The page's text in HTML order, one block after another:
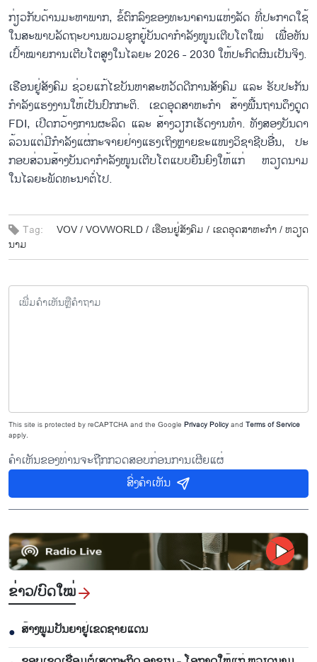
ກ່ຽວ​ກັບ​ດ້ານມະ​ຫາພາກ, ຂໍ້​ຕົກ​ລົງ​ຂອງ​ທະ​ນາ​ຄານແຫ່ງ​ລັດ ທີ່ປະ​ກາດໃຊ້​
ໃນ​ສະ​ພາບ​​ລັດ​ຖະ​ບານ​ພວມ​ຊຸກ​ຍູ້​ບັນ​ດາ​ກຳ​ລັງ​ໜູນ​ເຕີບ​ໂຕ​ໃໝ່ ເພື່ອ​ຫັນ​
ເປົ້າ​ໝາຍ​ການ​ເຕີບ​ໂຕ​ສູງ​ໃນ​ໄລ​ຍະ 2026 - 2030 ໃຫ້​ປະ​ກົດ​ຜົນ​ເປັນ​ຈິງ.
ເຮືອນ​ຢູ່​ສັງ​ຄົມ​ ຊ່ວຍແກ້​ໄຂ​ບັນ​ຫາ​ສະ​ຫວັດ​ດີ​ກາ​ນ​ສັງ​ຄົມ ແລະ ​ຮັບ​ປະ​ກັນ
ກຳ​ລັງ​ແຮງ​ງານໃຫ້​ເປັນ​ປົກ​ກະ​ຕິ. ເຂດ​ອຸດ​ສາ​ຫະ​ກຳ​ ສ້າງ​ພື້ນ​ຖານ​ດຶງ​ດູດ
FDI, ເປີດກວ້າງ​ການ​ຜະ​ລິດ ແລະ ສ້າງວຽກ​ເຮັດ​ງານ​ທຳ. ທັງ​ສອງ​ບັນ​ດາ​​
ລ້ວນ​ແຕ່​ມີ​ກຳ​ລັງ​ແຜ່​ກະ​ຈາຍ​ຢ່າງ​ແຮງເຖິງຫຼາຍ​ຂະ​ແໜງ​ວິຊາຊີບ​ອື່ນ, ປະ​
ກອບ​ສ່ວນ​ສ້າງ​ບັນ​ດາ​ກຳ​ລັງ​ໜູນ​ເຕີບ​ໂຕ​ແບບ​ຍືນ​ຍົງ​ໃຫ້​ແກ່ ຫວຽດ​ນາມ
ໃນ​ໄລ​ຍະ​ພັດ​ທະ​ນາ​ຕໍ່​ໄປ.
Tag: VOV /VOVWORLD / ເຮືອນ​ຢູ່​ສັງ​ຄົມ / ເຂດ​ອຸດ​ສາ​ຫະ​ກຳ /ຫວຽດ​
ນາມ
This site is protected by reCAPTCHA and the Google Privacy Policyand Terms of Service
apply.
ຄຳເຫັນຂອງທ່ານຈະຖືກກວດສອບກ່ອນການເຜີຍແຜ່
ສົ່ງຄຳເຫັນ
ຂ່າວ/ບົດ​ໃໝ່
● ສ້າງພູມປັນຍາຢູ່ເຂດຊາຍແດນ